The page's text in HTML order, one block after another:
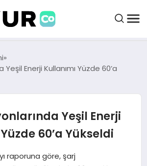
Enerji Kullanımı Yüzde 60’a
Yeşil Enerji
60’a Yükseldi
raporuna göre, şarj